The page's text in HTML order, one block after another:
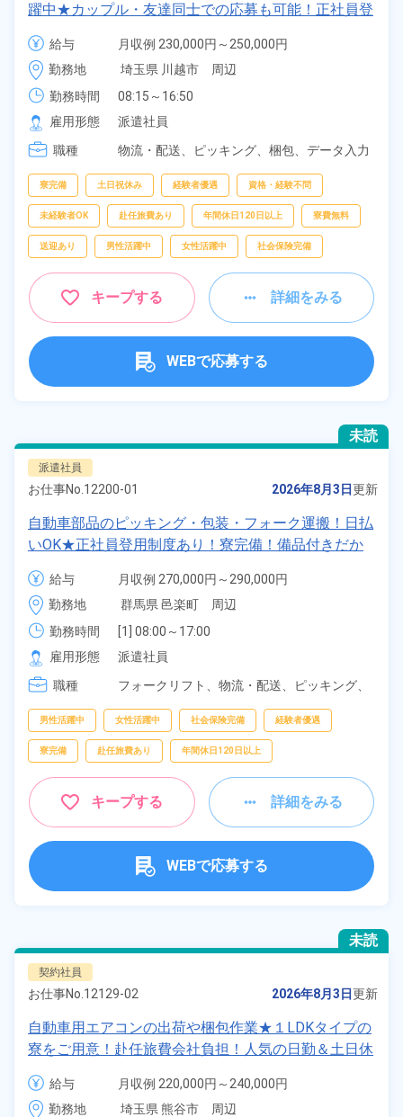
躍中★カップル・友達同士での応募も可能！正社員登
用あり！無料送迎あり！マイカー通勤OK！無料駐車
場あり！赴任旅費会社負担！日払いあり！社員食堂利
用可！土日祝休み！人気の日勤のお仕事！《埼玉県川
越市》
給与
月収例 230,000円～250,000円
時給 1,400円～1,400円
勤務地
埼玉県 川越市　周辺
勤務時間
08:15～16:50
雇用形態
派遣社員
職種
物流・配送、 ピッキング、 梱包、 データ入力
寮完備 土日祝休み 経験者優遇 資格・経験不問
未経験者OK 赴任旅費あり 年間休日120日以上 寮費無料
送迎あり 男性活躍中 女性活躍中 社会保険完備
キープする 詳細をみる
WEBで応募する
未読
派遣社員
お仕事No. 12200-01 2026年8月3日更新
自動車部品のピッキング・包装・フォーク運搬！日払
いOK★正社員登用制度あり！寮完備！備品付きだか
らカバン1つで入居もOK♪無料駐車場完備・マイカー
通勤可！《群馬県邑楽郡邑楽町》
給与
月収例 270,000円～290,000円
時給 1,500円～1,500円
勤務地
群馬県 邑楽町　周辺
勤務時間
[1] 08:00～17:00
[2] 20:00～05:00
雇用形態
派遣社員
職種
フォークリフト、 物流・配送、
ピッキング、
男性活躍中 女性活躍中 社会保険完備 経験者優遇
寮完備 赴任旅費あり 年間休日120日以上
キープする 詳細をみる
WEBで応募する
未読
契約社員
お仕事No. 12129-02 2026年8月3日更新
自動車用エアコンの出荷や梱包作業★１LDKタイプの
寮をご用意！赴任旅費会社負担！人気の日勤＆土日休
み★無料駐車場あり！車・バイク・自転車通勤可！
《埼玉県熊谷市》
給与
月収例 220,000円～240,000円
給与 201,600円～201,600円
勤務地
埼玉県 熊谷市　周辺